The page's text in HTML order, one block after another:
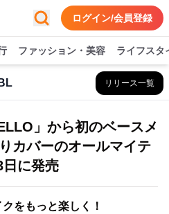
ログイン/会員登録
ファッション・美容 ライフスタ
リリース一覧
」から初のベースメ
バーのオールマイテ
日に発売
をもっと楽しく！